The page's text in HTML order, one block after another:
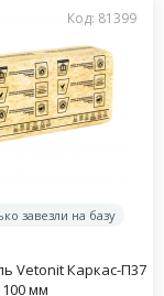
Код: 81399
завезли на базу
Vetonit Каркас-П37
100 мм